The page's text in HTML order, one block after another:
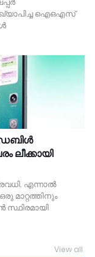
ഐഒഎസ്
എന്നാൽ
മാറ്റത്തിനും
View all